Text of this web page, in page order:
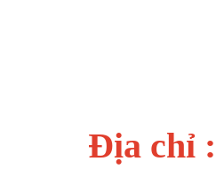
Địa chỉ :